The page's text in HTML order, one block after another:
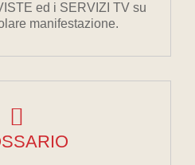
ed i SERVIZI TV su
manifestazione.